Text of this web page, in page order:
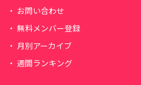
お問い合わせ
無料メンバー登録
月別アーカイブ
週間ランキング